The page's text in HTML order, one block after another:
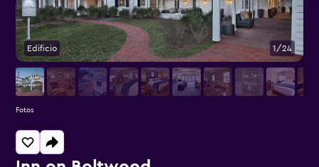
Edificio 1/24
Fotos